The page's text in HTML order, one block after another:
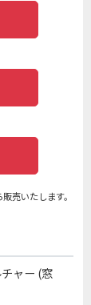
売いたします。
ャー (窓